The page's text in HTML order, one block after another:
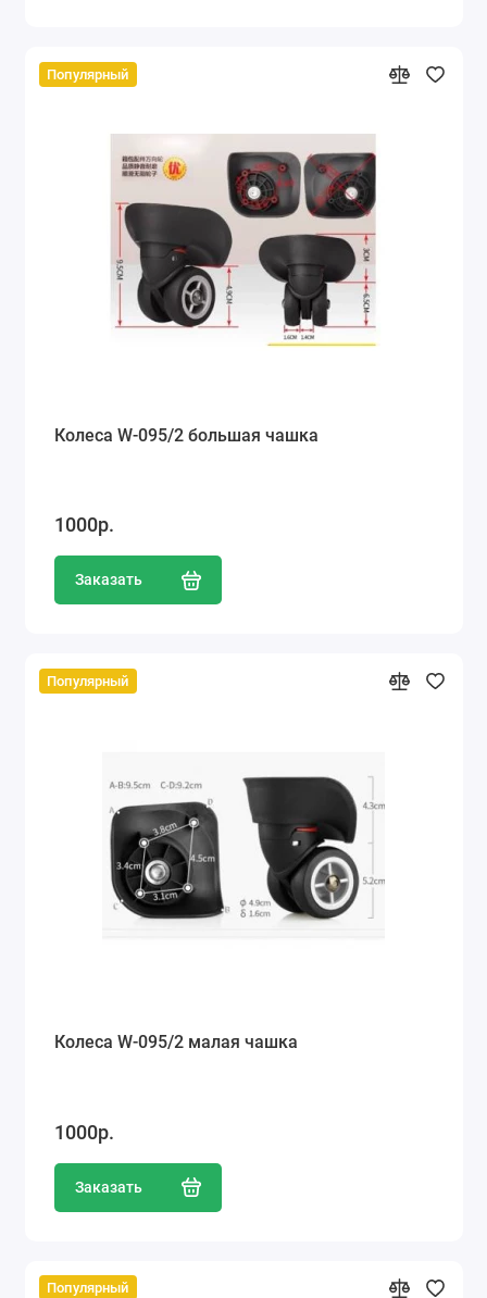
Популярный
Колеса W-095/2 большая чашка
1000р.
Заказать
Популярный
Колеса W-095/2 малая чашка
1000р.
Заказать
Популярный